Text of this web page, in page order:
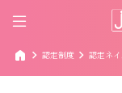
home chevron_right 認定制度 chevron_right 認定ネ